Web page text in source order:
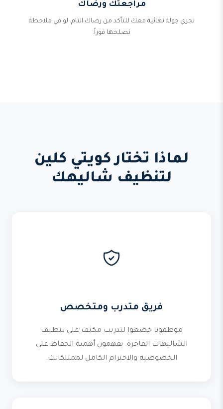
مراجعتك ورضاك
نجري جولة نهائية معك للتأكد من رضاك التام. لو في ملاحظة
نصلحها فوراً.
لماذا تختار كويتي كلين
لتنظيف شاليهك
فريق متدرب ومتخصص
موظفونا خضعوا لتدريب مكثف على تنظيف
الشاليهات الفاخرة. يفهمون أهمية الحفاظ على
الخصوصية والاحترام الكامل لممتلكاتك.